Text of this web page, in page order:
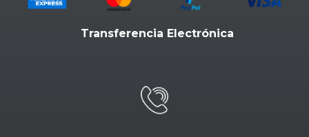
Transferencia Electrónica